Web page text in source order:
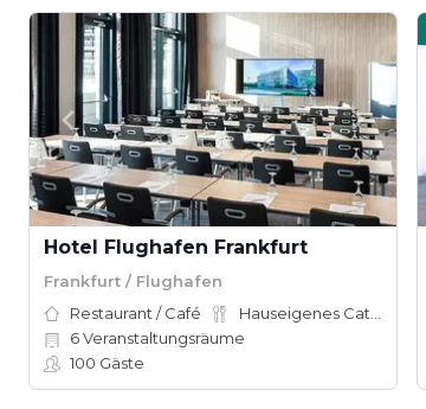
Hotel Flughafen Frankfurt
Frankfurt / Flughafen
Restaurant / Café
6Veranstaltungsräume
100 Gäste